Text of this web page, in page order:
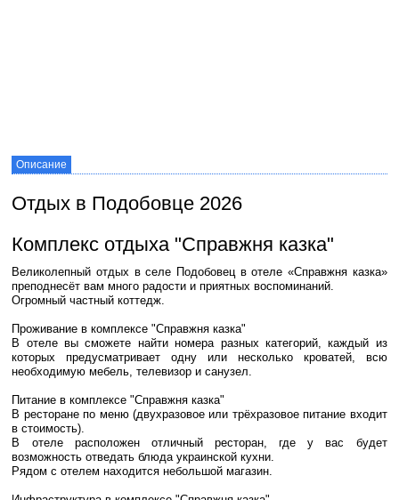
Описание
Отдых в Подобовце 2026
Комплекс отдыха "Справжня казка"
Великолепный отдых в селе Подобовец в отеле «Справжня казка»
преподнесёт вам много радости и приятных воспоминаний.
Огромный частный коттедж.
Проживание в комплексе "Справжня казка"
В отеле вы сможете найти номера разных категорий, каждый из
которых предусматривает одну или несколько кроватей, всю
необходимую мебель, телевизор и санузел.
Питание в комплексе "Справжня казка"
В ресторане по меню (двухразовое или трёхразовое питание входит
в стоимость).
В отеле расположен отличный ресторан, где у вас будет
возможность отведать блюда украинской кухни.
Рядом с отелем находится небольшой магазин.